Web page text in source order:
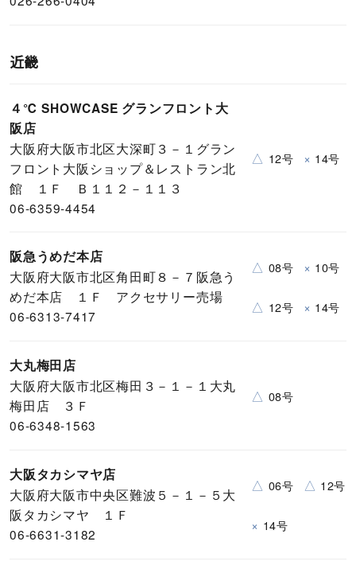
近畿
４℃ SHOWCASE グランフロント大
阪店
大阪府大阪市北区大深町３－１グラン
フロント大阪ショップ＆レストラン北
館 １Ｆ Ｂ１１２－１１３
06-6359-4454
△ 12号 × 14号
阪急うめだ本店
大阪府大阪市北区角田町８－７阪急う
めだ本店 １Ｆ アクセサリー売場
06-6313-7417
△ 08号 × 10号
△ 12号 × 14号
大丸梅田店
大阪府大阪市北区梅田３－１－１大丸
梅田店 ３Ｆ
06-6348-1563
△ 08号
大阪タカシマヤ店
大阪府大阪市中央区難波５－１－５大
阪タカシマヤ １Ｆ
06-6631-3182
△ 06号 △ 12号
× 14号